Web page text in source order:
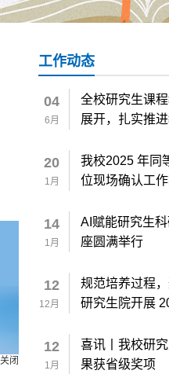
工作动态
04
6月
全校研究生课
展开，扎实推
20
1月
我校2025 年同
位现场确认工
14
1月
AI赋能研究生
座圆满举行
12
12月
规范培养过程
研究生院开展
12
1月
喜讯丨我校研
果获省级奖项